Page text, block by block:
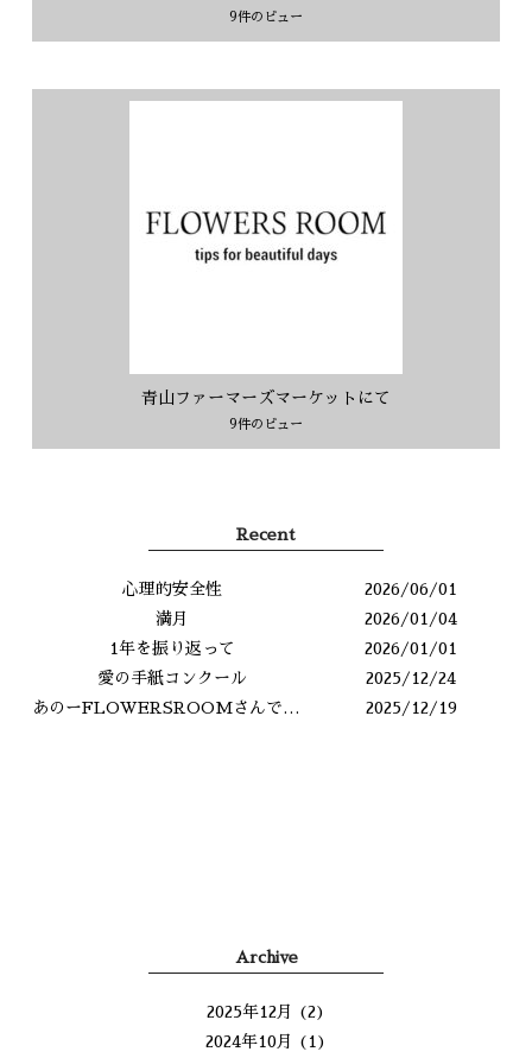
9件のビュー
青山ファーマーズマーケットにて
9件のビュー
Recent
心理的安全性
2026/06/01
満月
2026/01/04
1年を振り返って
2026/01/01
愛の手紙コンクール
2025/12/24
2025/12/19
Archive
2025年12月
(2)
2024年10月
(1)